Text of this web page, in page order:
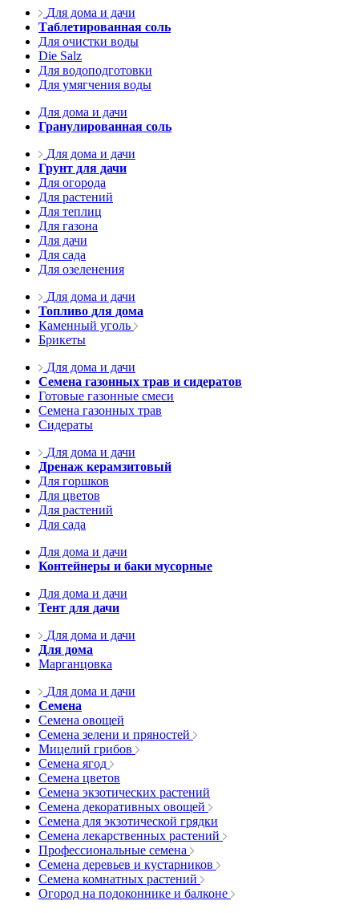
Для дома и дачи
Таблетированная соль
Для очистки воды
Die Salz
Для водоподготовки
Для умягчения воды
Для дома и дачи
Гранулированная соль
Для дома и дачи
Грунт для дачи
Для огорода
Для растений
Для теплиц
Для газона
Для дачи
Для сада
Для озеленения
Для дома и дачи
Топливо для дома
Каменный уголь
Брикеты
Для дома и дачи
Семена газонных трав и сидератов
Готовые газонные смеси
Семена газонных трав
Сидераты
Для дома и дачи
Дренаж керамзитовый
Для горшков
Для цветов
Для растений
Для сада
Для дома и дачи
Контейнеры и баки мусорные
Для дома и дачи
Тент для дачи
Для дома и дачи
Для дома
Марганцовка
Для дома и дачи
Семена
Семена овощей
Семена зелени и пряностей
Мицелий грибов
Семена ягод
Семена цветов
Семена экзотических растений
Семена декоративных овощей
Семена для экзотической грядки
Семена лекарственных растений
Профессиональные семена
Семена деревьев и кустарников
Семена комнатных растений
Огород на подоконнике и балконе